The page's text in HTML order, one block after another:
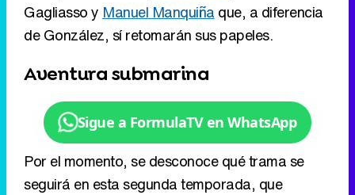
Gagliasso y Manuel Manquiña que, a diferencia
de González, sí retomarán sus papeles.
Aventura submarina
Sigue a FormulaTV en WhatsApp
Por el momento, se desconoce qué trama se
seguirá en esta segunda temporada, que